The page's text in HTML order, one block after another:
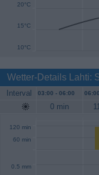
10°C
15°C
20°C
Wetter-Details Lahti:
Interval 03:00 - 06:00
0 min
60 min
120 min
0.5 mm